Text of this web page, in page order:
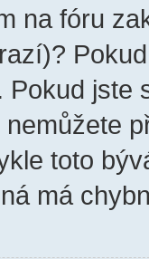
na fóru
Pokud jste
toto
má